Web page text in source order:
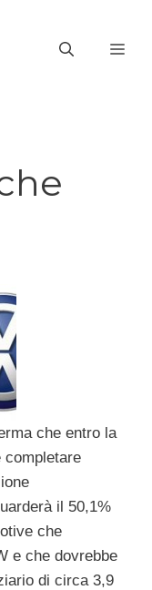
che entro la
completare
il 50,1%
che
e che dovrebbe
di circa 3,9